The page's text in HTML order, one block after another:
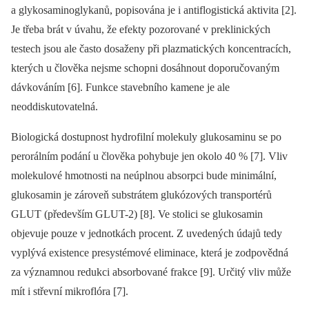
a glykosaminoglykanů, popisována je i antiflogistická aktivita [2].
Je třeba brát v úvahu, že efekty pozorované v preklinických
testech jsou ale často dosaženy při plazmatických koncentracích,
kterých u člověka nejsme schopni dosáhnout doporučovaným
dávkováním [6]. Funkce stavebního kamene je ale
neoddiskutovatelná.
Biologická dostupnost hydrofilní molekuly glukosaminu se po
perorálním podání u člověka pohybuje jen okolo 40 % [7]. Vliv
molekulové hmotnosti na neúplnou absorpci bude minimální,
glukosamin je zároveň substrátem glukózových transportérů
GLUT (především GLUT-2) [8]. Ve stolici se glukosamin
objevuje pouze v jednotkách procent. Z uvedených údajů tedy
vyplývá existence presystémové eliminace, která je zodpovědná
za významnou redukci absorbované frakce [9]. Určitý vliv může
mít i střevní mikroflóra [7].